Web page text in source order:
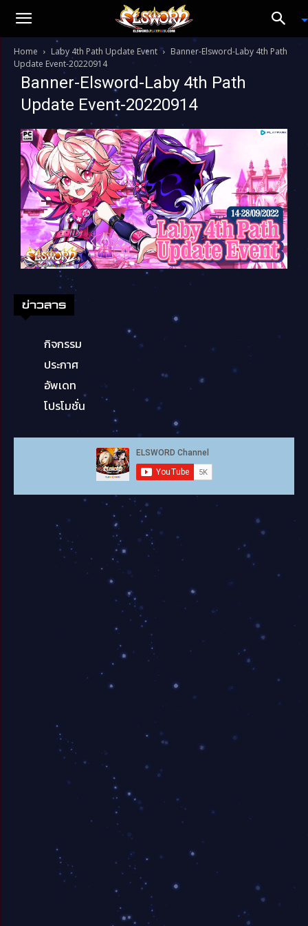
Home Laby 4th Path Update Event
Banner-Elsword-Laby 4th Path
Update Event-20220914
Banner-Elsword-Laby 4th Path
Update Event-20220914
ข่าวสาร
กิจกรรม
ประกาศ
อัพเดท
โปรโมชั่น